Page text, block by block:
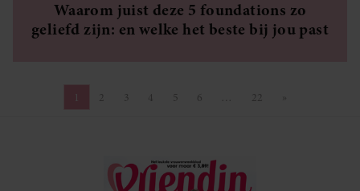
Waarom juist deze 5 foundations zo
geliefd zijn: en welke het beste bij jou past
Pagina
1 Pagina
2 Pagina
3 Pagina
4 Pagina
5 Pagina
6 Pagina
22 Volgende
»